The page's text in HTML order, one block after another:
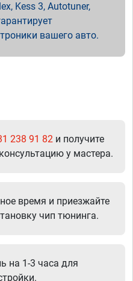
Kess 3, Autotuner,
вашего авто.
238 91 82 и получите
у мастера.
время и приезжайте
чип тюнинга.
на 1-3 часа для